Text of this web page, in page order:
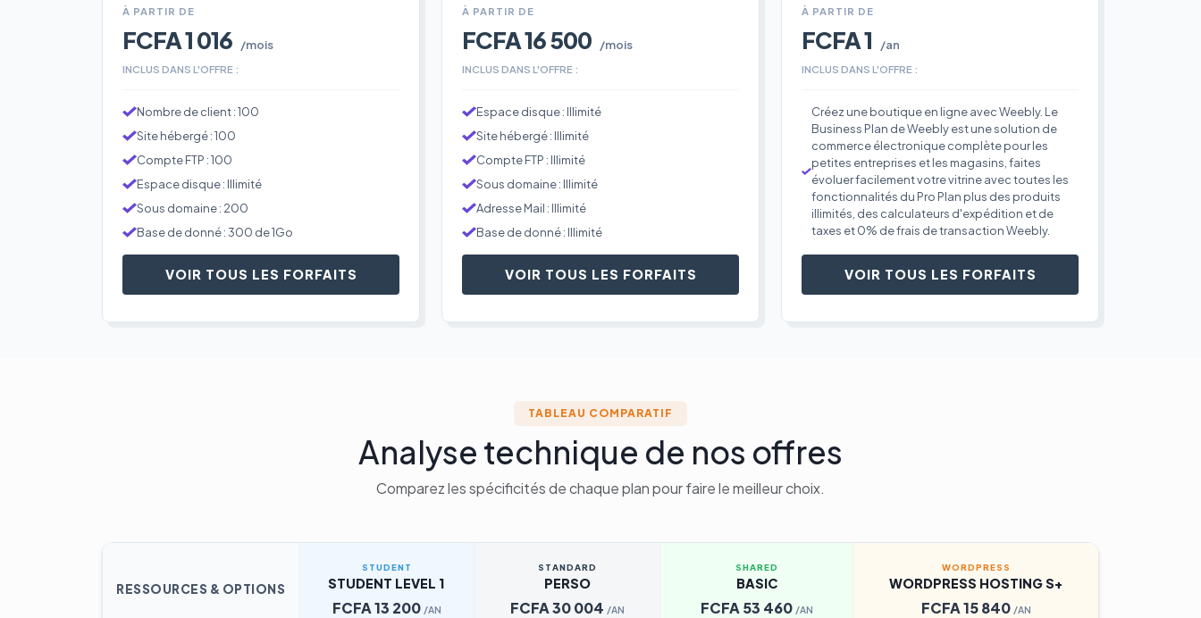
À PARTIR DE
FCFA 1 016 /mois
INCLUS DANS L'OFFRE :
Nombre de client : 100
Site hébergé : 100
Compte FTP : 100
Espace disque : Illimité
Sous domaine : 200
Base de donné : 300 de 1Go
VOIR TOUS LES FORFAITS
À PARTIR DE
FCFA 16 500 /mois
INCLUS DANS L'OFFRE :
Espace disque : Illimité
Site hébergé : Illimité
Compte FTP : Illimité
Sous domaine : Illimité
Adresse Mail : Illimité
Base de donné : Illimité
VOIR TOUS LES FORFAITS
À PARTIR DE
FCFA 1 /an
INCLUS DANS L'OFFRE :
Créez une boutique en ligne avec Weebly. Le
Business Plan de Weebly est une solution de
commerce électronique complète pour les
petites entreprises et les magasins, faites
évoluer facilement votre vitrine avec toutes les
fonctionnalités du Pro Plan plus des produits
illimités, des calculateurs d'expédition et de
taxes et 0% de frais de transaction Weebly.
VOIR TOUS LES FORFAITS
TABLEAU COMPARATIF
Analyse technique de nos offres
Comparez les spécificités de chaque plan pour faire le meilleur choix.
RESSOURCES & OPTIONS
STUDENT
STUDENT LEVEL 1
FCFA 13 200 /AN
STANDARD
PERSO
FCFA 30 004 /AN
SHARED
BASIC
FCFA 53 460 /AN
WORDPRESS
WORDPRESS HOSTING S+
FCFA 15 840 /AN